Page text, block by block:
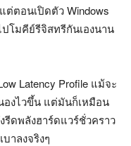
ตอนเปิดตัว Windows
โมคีย์รีจิสทรีกันเองนาน
Latency Profile แม้จะ
องไวขึ้น แต่มันก็เหมือน
ดพลังฮาร์ดแวร์ชั่วคราว
าลงจริงๆ